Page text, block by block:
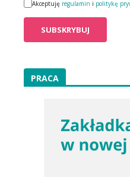
Akceptuję regulamin i politykę
PRACA